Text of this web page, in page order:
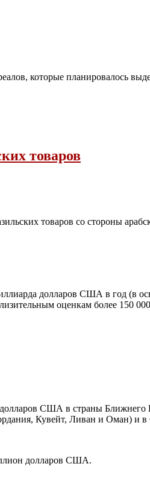
которые планировалось
товаров
товаров со стороны
долларов США в год (в
оценкам более 150
США в страны
Кувейт, Ливан и Оман) и
долларов США.